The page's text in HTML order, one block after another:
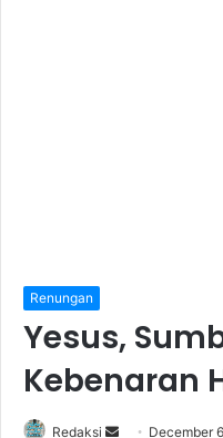
Renungan
Yesus,
Kebenaran
Redaksi December